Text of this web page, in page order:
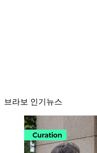
브라보 인기뉴스